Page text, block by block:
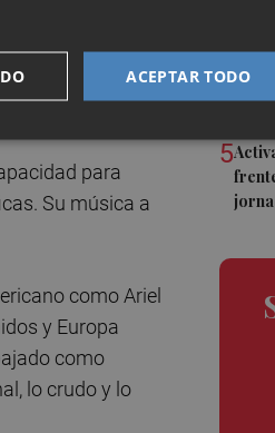
La
de
4La
5
Touch (2020),
poblados de
y lo
para
Su música a
como Ariel
y Europa
como
lo crudo y lo
ACEPTAR TODO